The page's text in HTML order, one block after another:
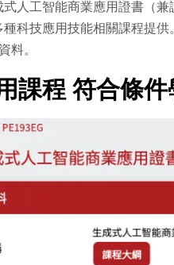
人工智能商業應用證書（
科技應用技能相關課程提
料。
課程 符合條